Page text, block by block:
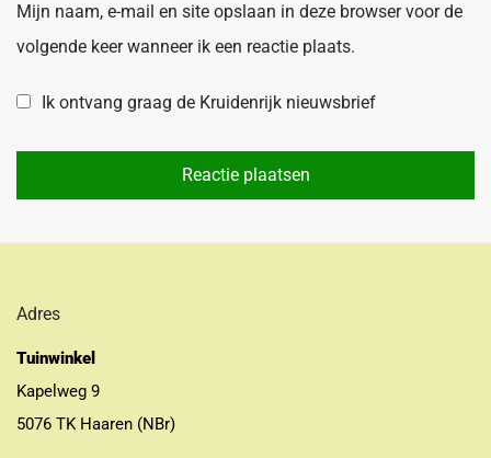
Mijn naam, e-mail en site opslaan in deze browser voor de
volgende keer wanneer ik een reactie plaats.
Ik ontvang graag de Kruidenrijk nieuwsbrief
Adres
Tuinwinkel
Kapelweg 9
5076 TK Haaren (NBr)